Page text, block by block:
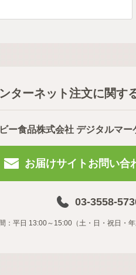
ターネット注文に関す
ー食品株式会社 デジタルマー
お届けサイトお問い合
03-3558-
：平日 13:00～15:00（土・日・祝日・